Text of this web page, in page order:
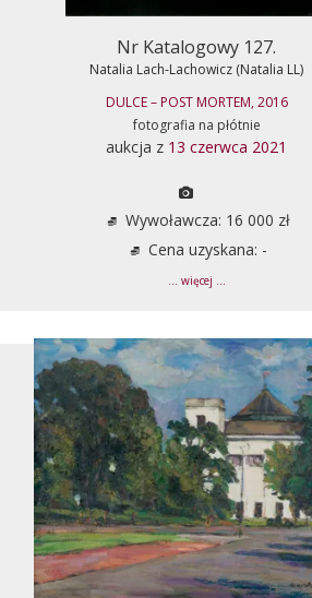
Nr Katalogowy 127.
Natalia Lach-Lachowicz (Natalia LL)
DULCE – POST MORTEM, 2016
fotografia na płótnie
aukcja z 13 czerwca 2021
Wywoławcza: 16 000 zł
Cena uzyskana: -
... więcej ...